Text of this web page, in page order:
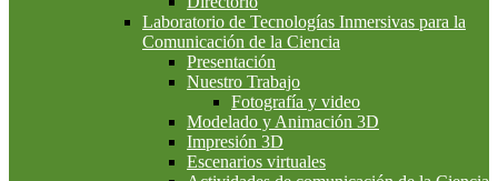
Laboratorio de Tecnologías Inmersivas para la
Comunicación de la Ciencia
Presentación
Nuestro Trabajo
Fotografía y video
Modelado y Animación 3D
Impresión 3D
Escenarios virtuales